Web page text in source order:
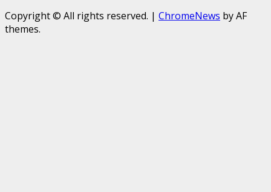
Copyright © All rights reserved. | ChromeNews by AF
themes.